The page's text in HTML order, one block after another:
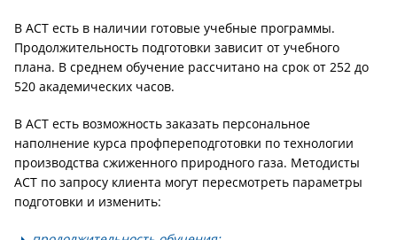
В АСТ есть в наличии готовые учебные программы.
Продолжительность подготовки зависит от учебного
плана. В среднем обучение рассчитано на срок от 252 до
520 академических часов.
В АСТ есть возможность заказать персональное
наполнение курса профпереподготовки по технологии
производства сжиженного природного газа. Методисты
АСТ по запросу клиента могут пересмотреть параметры
подготовки и изменить: